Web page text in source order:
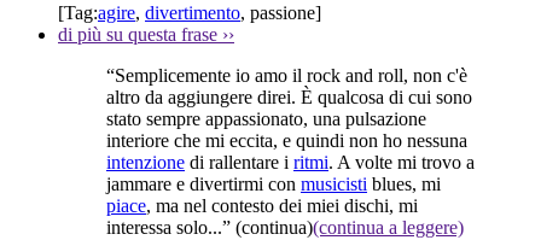
[Tag:agire, divertimento, passione]
di più su questa frase ››
“Semplicemente io amo il rock and roll, non c'è
altro da aggiungere direi. È qualcosa di cui sono
stato sempre appassionato, una pulsazione
interiore che mi eccita, e quindi non ho nessuna
intenzione di rallentare i ritmi. A volte mi trovo a
jammare e divertirmi con musicisti blues, mi
piace, ma nel contesto dei miei dischi, mi
interessa solo...” (continua)(continua a leggere)